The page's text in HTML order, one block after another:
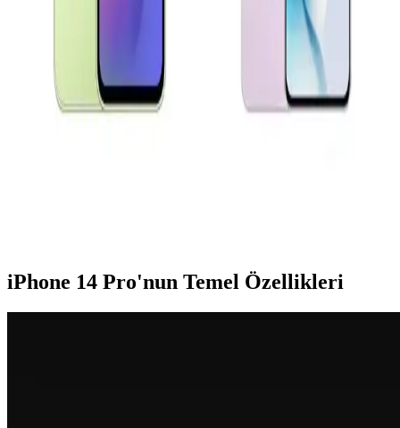
Samsung Galaxy A Serisi Model Seçimi ve Teknik
Özellikler Rehberi
Samsung Galaxy A serisinin teknik detayları ve model seçiminde
dikkat edilmesi gerekenler hakkında kapsamlı bilgiler içerir.
iPhone 14 Pro'nun Temel Özellikleri